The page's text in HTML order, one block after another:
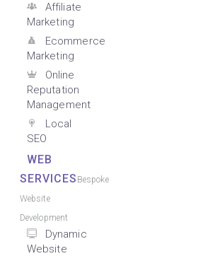
Affiliate
Marketing
Ecommerce
Marketing
Online
Reputation
Management
Local
SEO
WEB
SERVICES Bespoke
Website
Development
Dynamic
Website